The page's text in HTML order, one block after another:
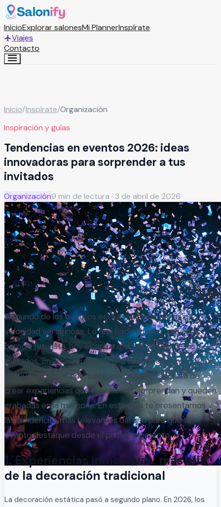
InicioExplorar salonesMi PlannerInspírate
Viajes
Contacto
Inicio/Inspírate/Organización
Inspiración y guías
Tendencias en eventos 2026: ideas
innovadoras para sorprender a tus
invitados
Organización9 min de lectura · 3 de abril de 2026
El mundo de los eventos está evolucionando a una
velocidad vertiginosa. Lo que hace apenas tres años
parecía futurista, hoy es una expectativa real de los
invitados. En 2026, organizar una celebración memorable
va mucho más allá del salón y el catering: se trata de
crear experiencias que emocionen, sorprendan y queden
grabadas en la memoria. En esta guía te presentamos
las tendencias más relevantes del año para que tu
evento destaque desde el primer momento.
1. Experiencias inmersivas: más allá
de la decoración tradicional
La decoración estática pasó a segundo plano. En 2026, los